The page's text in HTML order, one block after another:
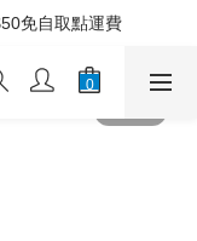
自取點運費
免自取點運費
自取點運費